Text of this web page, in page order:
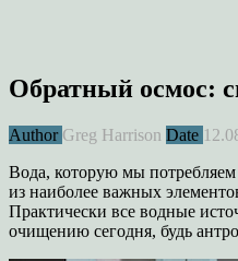
Обратный осмос:
Author Greg Harrison Date
Вода, которую мы
из наиболее важных
Практически все водные
очищению сегодня, будь